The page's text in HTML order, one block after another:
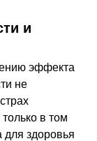
и
эффекта
не
в том
для здоровья